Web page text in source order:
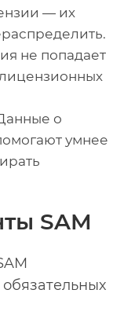
— их
не попадает
о
умнее
SAM